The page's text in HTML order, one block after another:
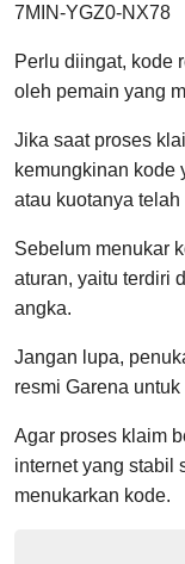
7MIN-YGZ0-NX78
Perlu diingat, kode
oleh pemain yang
Jika saat proses
kemungkinan kode
atau kuotanya telah
Sebelum menukar
aturan, yaitu terdiri
angka.
Jangan lupa,
resmi Garena
Agar proses klaim
internet yang stabil
menukarkan kode.